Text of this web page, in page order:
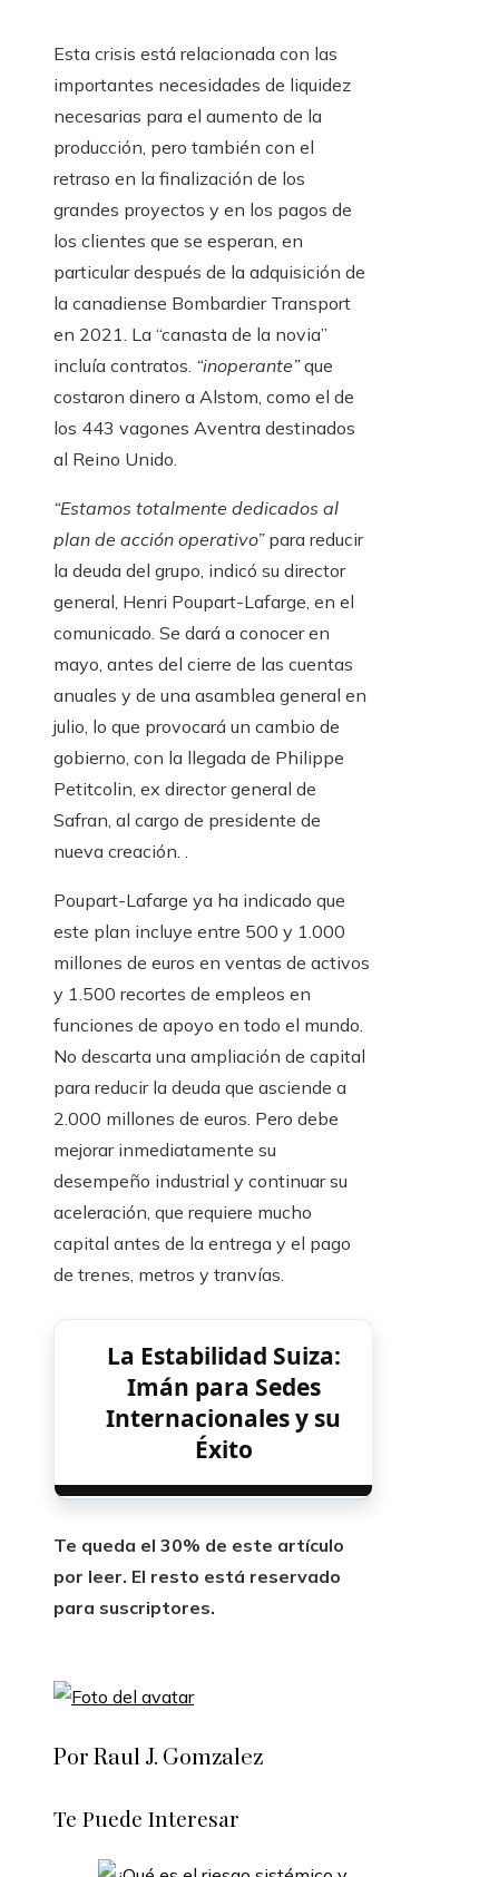
Esta crisis está relacionada con las
importantes necesidades de liquidez
necesarias para el aumento de la
producción, pero también con el
retraso en la finalización de los
grandes proyectos y en los pagos de
los clientes que se esperan, en
particular después de la adquisición de
la canadiense Bombardier Transport
en 2021. La “canasta de la novia”
incluía contratos. “inoperante”que
costaron dinero a Alstom, como el de
los 443 vagones Aventra destinados
al Reino Unido.
“Estamos totalmente dedicados al
plan de acción operativo”para reducir
la deuda del grupo, indicó su director
general, Henri Poupart-Lafarge, en el
comunicado. Se dará a conocer en
mayo, antes del cierre de las cuentas
anuales y de una asamblea general en
julio, lo que provocará un cambio de
gobierno, con la llegada de Philippe
Petitcolin, ex director general de
Safran, al cargo de presidente de
nueva creación. .
Poupart-Lafarge ya ha indicado que
este plan incluye entre 500 y 1.000
millones de euros en ventas de activos
y 1.500 recortes de empleos en
funciones de apoyo en todo el mundo.
No descarta una ampliación de capital
para reducir la deuda que asciende a
2.000 millones de euros. Pero debe
mejorar inmediatamente su
desempeño industrial y continuar su
aceleración, que requiere mucho
capital antes de la entrega y el pago
de trenes, metros y tranvías.
La Estabilidad Suiza:
Imán para Sedes
Internacionales y su
Éxito
Te queda el 30% de este artículo
por leer. El resto está reservado
para suscriptores.
Por Raul J. Gomzalez
Te Puede Interesar